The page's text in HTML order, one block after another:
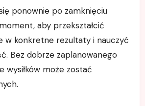
ponownie po zamknięciu
aby przekształcić
w konkretne rezultaty i nauczyć
Bez dobrze zaplanowanego
wysiłków może zostać